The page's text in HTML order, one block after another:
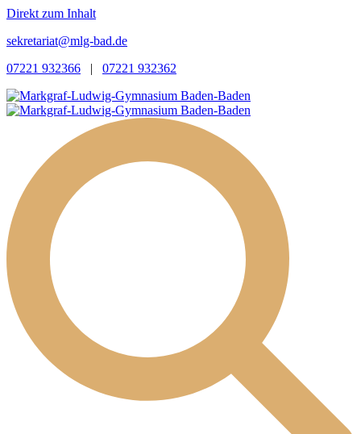
Direkt zum Inhalt
sekretariat@mlg-bad.de
07221 932366 | 07221 932362